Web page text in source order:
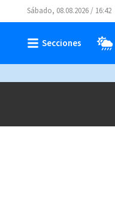
Sábado, 08.08.2026 / 16:42